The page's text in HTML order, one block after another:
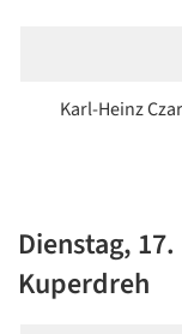
Karl-Heinz
Dienstag, 17.
Kuperdreh